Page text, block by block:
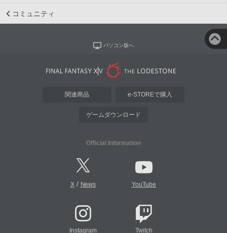
コミュニティ
パソコン版へ
関連商品 e-STOREで購入
ゲームダウンロード
Official Information
X/ News YouTube
Instagram Twitch